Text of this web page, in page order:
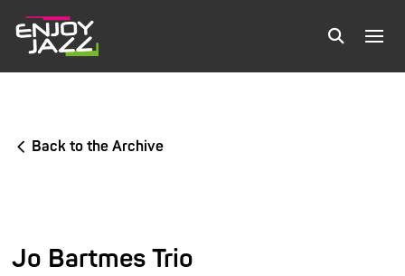
Back to the Archive
Jo Bartmes Trio